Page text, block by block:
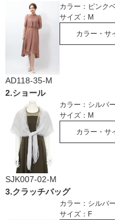
カラー： ピンク
サイズ： M
カラー・サ
AD118-35-M
2.ショール
カラー： シルバー
サイズ： M
カラー・サ
SJK007-02-M
3.クラッチバッグ
カラー： シルバー
サイズ： F